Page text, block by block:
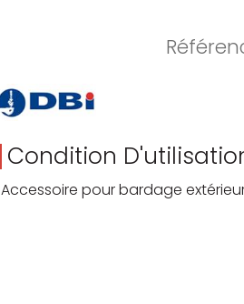
Condition
Accessoire pour bardage